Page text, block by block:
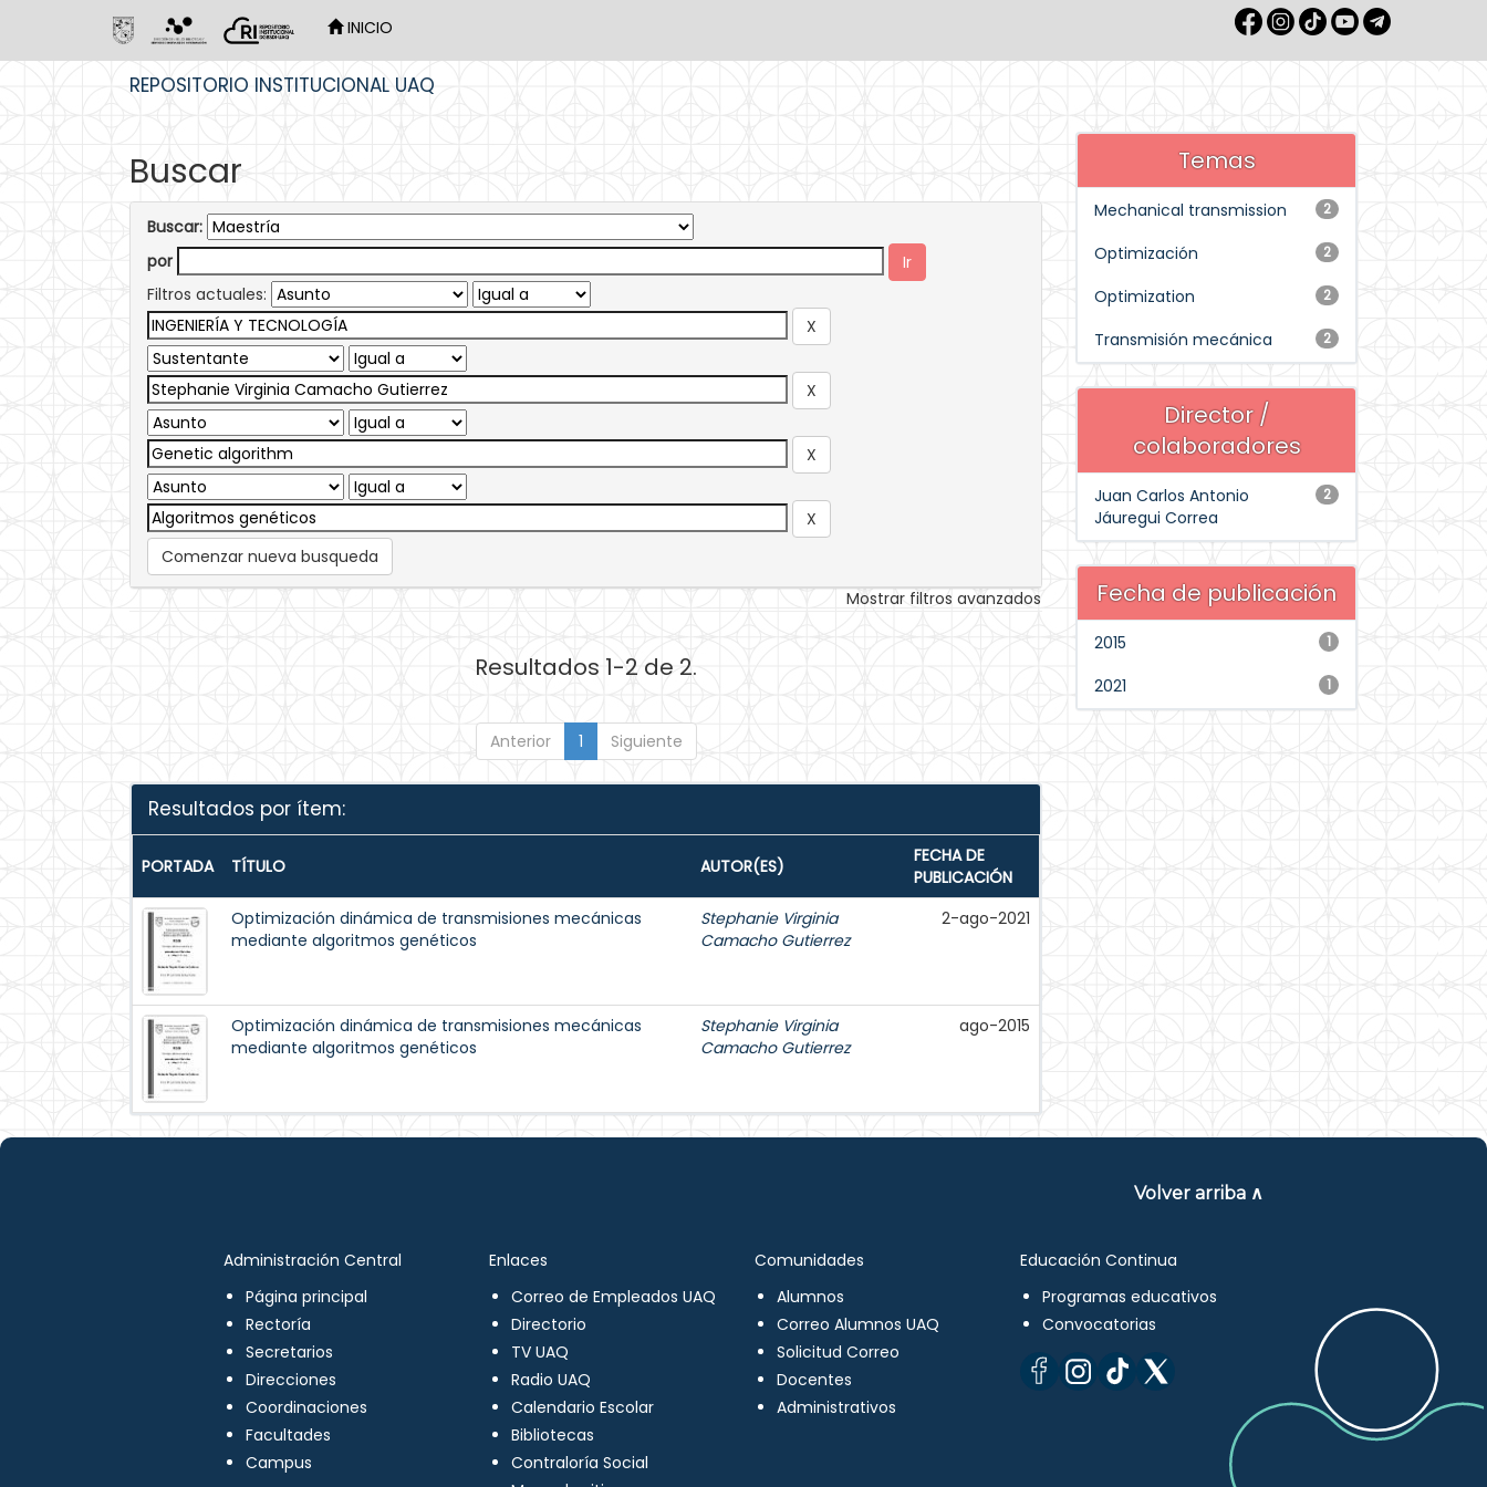
INICIO
REPOSITORIO INSTITUCIONAL UAQ
Buscar
Buscar:
por
Filtros actuales:
Comenzar nueva busqueda
Mostrar filtros avanzados
Resultados 1-2 de 2.
Anterior 1 Siguiente
Resultados por ítem:
PORTADA TÍTULO AUTOR(ES)
FECHA DE
PUBLICACIÓN
Optimización dinámica de transmisiones mecánicas
mediante algoritmos genéticos
Stephanie Virginia
Camacho Gutierrez
2-ago-2021
Optimización dinámica de transmisiones mecánicas
mediante algoritmos genéticos
Stephanie Virginia
Camacho Gutierrez
ago-2015
Temas
2
Mechanical transmission
2
Optimización
2
Optimization
2
Transmisión mecánica
Director /
colaboradores
2
Juan Carlos Antonio
Jáuregui Correa
Fecha de publicación
1
2015
1
2021
Volver arriba ∧
Administración Central
Página principal
Rectoría
Secretarios
Direcciones
Coordinaciones
Facultades
Campus
Enlaces
Correo de Empleados UAQ
Directorio
TV UAQ
Radio UAQ
Calendario Escolar
Bibliotecas
Contraloría Social
Comunidades
Alumnos
Correo Alumnos UAQ
Solicitud Correo
Docentes
Administrativos
Educación Continua
Programas educativos
Convocatorias